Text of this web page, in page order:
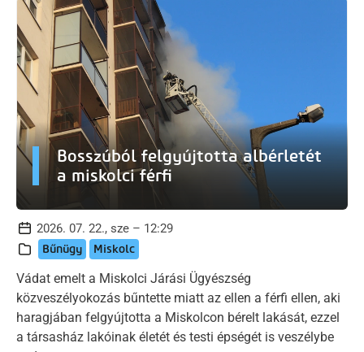
Bosszúból felgyújtotta albérletét
a miskolci férfi
2026. 07. 22., sze – 12:29
Bűnügy Miskolc
Vádat emelt a Miskolci Járási Ügyészség
közveszélyokozás bűntette miatt az ellen a férfi ellen, aki
haragjában felgyújtotta a Miskolcon bérelt lakását, ezzel
a társasház lakóinak életét és testi épségét is veszélybe